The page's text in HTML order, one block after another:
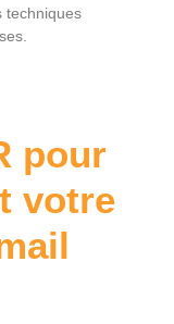
techniques
pour
votre